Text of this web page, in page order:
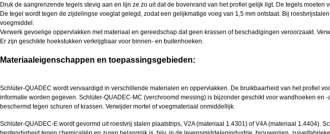
Druk de aangrenzende tegels stevig aan en lijn ze zo uit dat de bovenrand van het profiel gelijk ligt. De tegels moeten
De tegel wordt tegen de zijdelingse voeglat gelegd, zodat een gelijkmatige voeg van 1,5 mm ontstaat. Bij
voegmiddel.
Verwerk gevoelige oppervlakken met materiaal en gereedschap dat geen krassen of beschadigingen veroorzaakt.
Er zijn geschikte hoekstukken verkrijgbaar voor binnen- en buitenhoeken.
Materiaaleigenschappen en toepassingsgebieden:
Schlüter-QUADEC wordt vervaardigd in verschillende materialen en oppervlakken. De bruikbaarheid van het profiel
informatie worden gegeven. Schlüter-QUADEC-MC (verchroomd messing) is bijzonder geschikt voor wandhoeken
beschermd tegen schuren of krassen. Verwijder mortel of voegmateriaal onmiddellijk.
Schlüter-QUADEC-E wordt gevormd uit roestvrij stalen plaatstrips, V2A (materiaal 1.4301) of V4A (materiaal